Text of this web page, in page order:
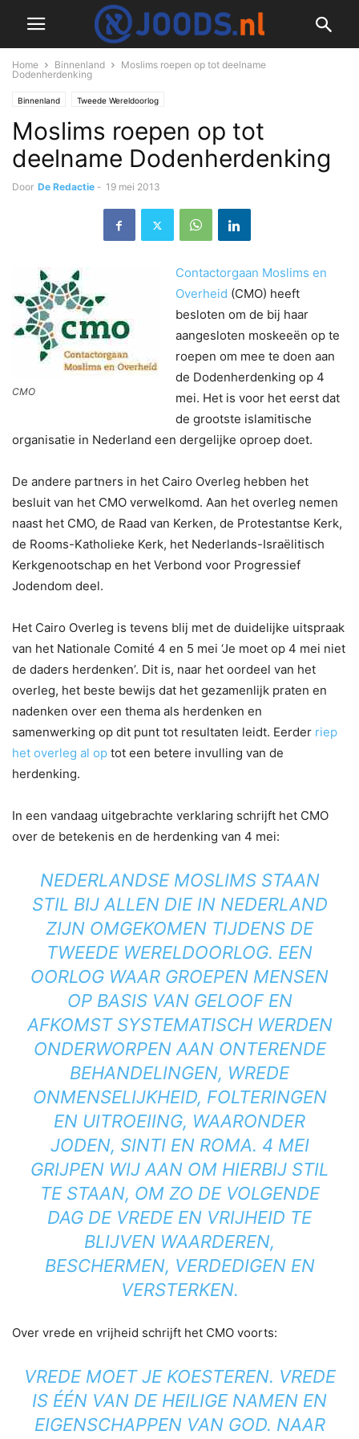
Home Binnenland
Moslims roepen op tot deelname
Dodenherdenking
Binnenland Tweede Wereldoorlog
Moslims roepen op tot
deelname Dodenherdenking
Door De Redactie - 19 mei 2013
CMO
Contactorgaan Moslims en
Overheid (CMO) heeft
besloten om de bij haar
aangesloten moskeeën op te
roepen om mee te doen aan
de Dodenherdenking op 4
mei. Het is voor het eerst dat
de grootste islamitische
organisatie in Nederland een dergelijke oproep doet.
De andere partners in het Cairo Overleg hebben het
besluit van het CMO verwelkomd. Aan het overleg nemen
naast het CMO, de Raad van Kerken, de Protestantse Kerk,
de Rooms-Katholieke Kerk, het Nederlands-Israëlitisch
Kerkgenootschap en het Verbond voor Progressief
Jodendom deel.
Het Cairo Overleg is tevens blij met de duidelijke uitspraak
van het Nationale Comité 4 en 5 mei ‘Je moet op 4 mei niet
de daders herdenken’. Dit is, naar het oordeel van het
overleg, het beste bewijs dat het gezamenlijk praten en
nadenken over een thema als herdenken en
samenwerking op dit punt tot resultaten leidt. Eerder riep
het overleg al op tot een betere invulling van de
herdenking.
In een vandaag uitgebrachte verklaring schrijft het CMO
over de betekenis en de herdenking van 4 mei:
NEDERLANDSE MOSLIMS STAAN
STIL BIJ ALLEN DIE IN NEDERLAND
ZIJN OMGEKOMEN TIJDENS DE
TWEEDE WERELDOORLOG. EEN
OORLOG WAAR GROEPEN MENSEN
OP BASIS VAN GELOOF EN
AFKOMST SYSTEMATISCH WERDEN
ONDERWORPEN AAN ONTERENDE
BEHANDELINGEN, WREDE
ONMENSELIJKHEID, FOLTERINGEN
EN UITROEIING, WAARONDER
JODEN, SINTI EN ROMA. 4 MEI
GRIJPEN WIJ AAN OM HIERBIJ STIL
TE STAAN, OM ZO DE VOLGENDE
DAG DE VREDE EN VRIJHEID TE
BLIJVEN WAARDEREN,
BESCHERMEN, VERDEDIGEN EN
VERSTERKEN.
Over vrede en vrijheid schrijft het CMO voorts:
VREDE MOET JE KOESTEREN. VREDE
IS ÉÉN VAN DE HEILIGE NAMEN EN
EIGENSCHAPPEN VAN GOD. NAAR